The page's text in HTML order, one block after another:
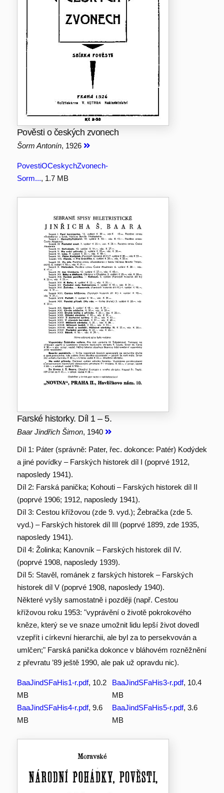
Pověsti o českých zvonech
Šorm Antonín, 1926
PovestiOCeskychZvonech-
Sorm..., 1.7 MB
Farské historky. Díl 1 – 5.
Baar Jindřich Šimon, 1940
Díl 1: Páter (správně: Pater, řec. dokonce: Patér) Kodýdek
a jiné povídky – Farských historek díl I (poprvé 1912,
naposledy 1941).
Díl 2: Farská panička; Kohouti – Farských historek díl II
(poprvé 1906; 1912, naposledy 1941).
Díl 3: Cestou křížovou (zde 9. vyd.); Žebračka (zde 5.
vyd.) – Farských historek díl III (poprvé 1899, zde 1935,
naposledy 1941).
Díl 4: Žolinka; Kanovník – Farských historek díl IV.
(poprvé 1908, naposledy 1939).
Díl 5: Stavěl, románek z farských historek – Farských
historek díl V (poprvé 1908, naposledy 1940).
Některé vyšly samostatně i později (např. Cestou
křížovou roku 1953: "vyprávění o životě pokrokového
kněze, který se ve snaze umožnit lidu lepší život dovedl
vzepřít i církevní hierarchii, ale byl za to persekvován a
umlčen;" Farská panička dokonce v bláhovém rozněžnění
z převratu ’89 ještě 1990, ale pak už opravdu nic).
BaaJindSFaHis1-r.pdf, 10.2
MB
BaaJindSFaHis3-r.pdf, 10.4
MB
BaaJindSFaHis4-r.pdf, 9.6
MB
BaaJindSFaHis5-r.pdf, 3.6
MB